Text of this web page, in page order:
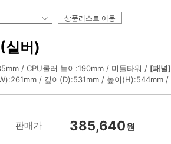
상품리스트 이동
실버)
CPU쿨러 높이:190mm 미들타워 [패널]
깊이(D):531mm 높이(H):544mm
판매가 385,640원